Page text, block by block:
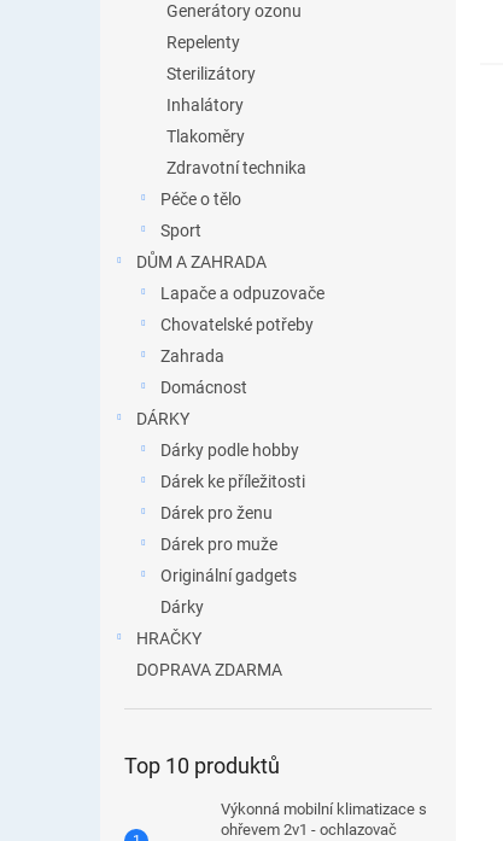
Generátory ozonu
Repelenty
Sterilizátory
Inhalátory
Tlakoměry
Zdravotní technika
Péče o tělo
Sport
DŮM A ZAHRADA
Lapače a odpuzovače
Chovatelské potřeby
Zahrada
Domácnost
DÁRKY
Dárky podle hobby
Dárek ke příležitosti
Dárek pro ženu
Dárek pro muže
Originální gadgets
Dárky
HRAČKY
DOPRAVA ZDARMA
Top 10 produktů
Výkonná mobilní klimatizace s
ohřevem 2v1 - ochlazovač